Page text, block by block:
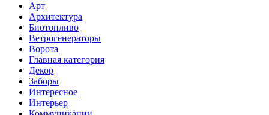
Арт
Архитектура
Биотопливо
Ветрогенераторы
Ворота
Главная категория
Декор
Заборы
Интересное
Интерьер